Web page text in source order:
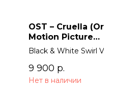
OST – Cruella
Motion Picture
Soundtrack) 2LP
Black & White Swirl
9 900 р.
Нет в наличии